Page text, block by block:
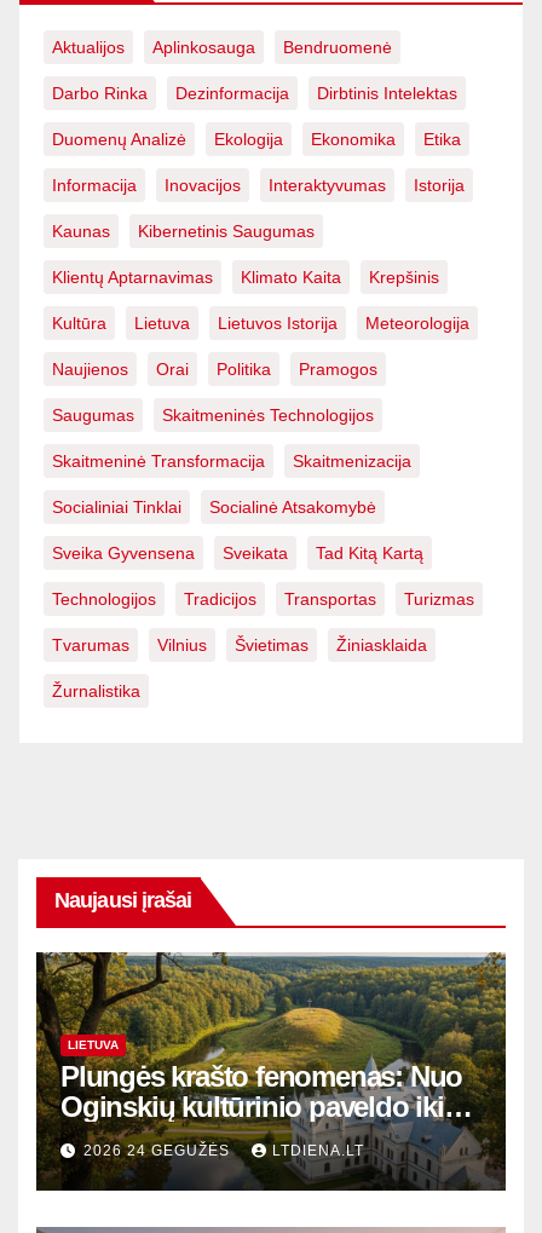
Aktualijos Aplinkosauga Bendruomenė
Darbo Rinka Dezinformacija Dirbtinis Intelektas
Duomenų Analizė Ekologija Ekonomika Etika
Informacija Inovacijos Interaktyvumas Istorija
Kaunas Kibernetinis Saugumas
Klientų Aptarnavimas Klimato Kaita Krepšinis
Kultūra Lietuva Lietuvos Istorija Meteorologija
Naujienos Orai Politika Pramogos
Saugumas Skaitmeninės Technologijos
Skaitmeninė Transformacija Skaitmenizacija
Socialiniai Tinklai Socialinė Atsakomybė
Sveika Gyvensena Sveikata Tad Kitą Kartą
Technologijos Tradicijos Transportas Turizmas
Tvarumas Vilnius Švietimas Žiniasklaida
Žurnalistika
Naujausi įrašai
LIETUVA
Plungės krašto fenomenas: Nuo
Oginskių kultūrinio paveldo iki
Žemaitijos gamtos perlų
2026 24 GEGUŽĖS LTDIENA.LT